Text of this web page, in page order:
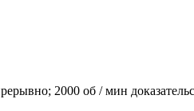
2000 об / мин